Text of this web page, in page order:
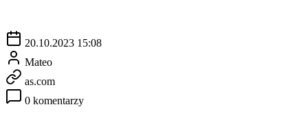
20.10.2023 15:08
Mateo
as.com
0 komentarzy